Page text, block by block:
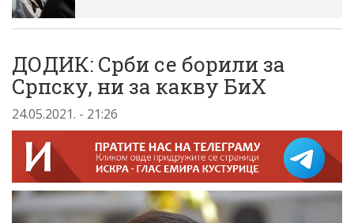
ДОДИК: Срби се борили за
Српску, ни за какву БиХ
24.05.2021. - 21:26